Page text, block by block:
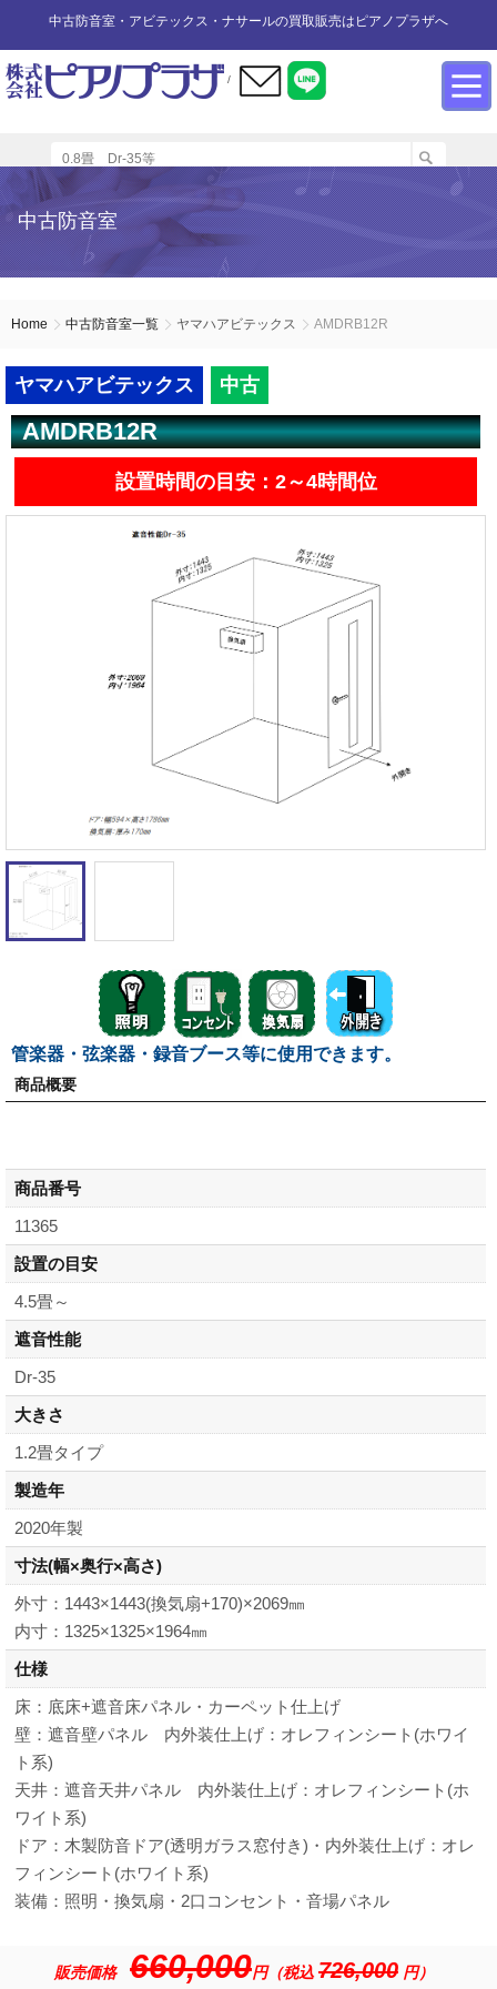
中古防音室・アビテックス・ナサールの買取販売はピアノプラザへ
/
カワイ防音ルーム
ユニットタイプ
ペット用防音室
防音室中古
展示品リスト
アビテックス2畳～3畳未満
アビテックス3畳～
カワイナサール
売約済みリスト
防音室買取
防音室WEB買取
防音室設置のアドバイス
防音室内へのピアノの設置
設置スペースの採寸方法
エアコンの設置方法
遮音性能の違いを体験
インフォメーション
商品の購入について
ご利用規約
店舗までの案内地図
お問い合わせ
中古防音室
Home 中古防音室一覧 ヤマハアビテックス AMDRB12R
ヤマハアビテックス 中古
AMDRB12R
設置時間の目安：2～4時間位
管楽器・弦楽器・録音ブース等に使用できます。
商品概要
商品番号
11365
設置の目安
4.5畳～
遮音性能
Dr-35
大きさ
1.2畳タイプ
製造年
2020年製
寸法(幅×奥行×高さ)
外寸：1443×1443(換気扇+170)×2069㎜
内寸：1325×1325×1964㎜
仕様
床：底床+遮音床パネル・カーペット仕上げ
壁：遮音壁パネル 内外装仕上げ：オレフィンシート(ホワイ
ト系)
天井：遮音天井パネル 内外装仕上げ：オレフィンシート(ホ
ワイト系)
ドア：木製防音ドア(透明ガラス窓付き)・内外装仕上げ：オレ
フィンシート(ホワイト系)
装備：照明・換気扇・2口コンセント・音場パネル
販売価格 660,000円（税込 726,000 円）